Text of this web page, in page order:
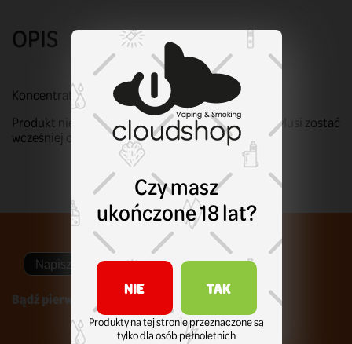
OPIS
Koncentrat 10 ml w butelce 10 ml.
Produkt nie nadaje się do bezpośredniego użycia! Musi zostać
wcześniej odpowiednio przygotowany i zmieszany.
Napisz swoją opinię
Bądź pierwszym który napisze recenzję !
Czy masz
ukończone 18 lat?
NIE TAK
Produkty na tej stronie przeznaczone są
tylko dla osób pełnoletnich